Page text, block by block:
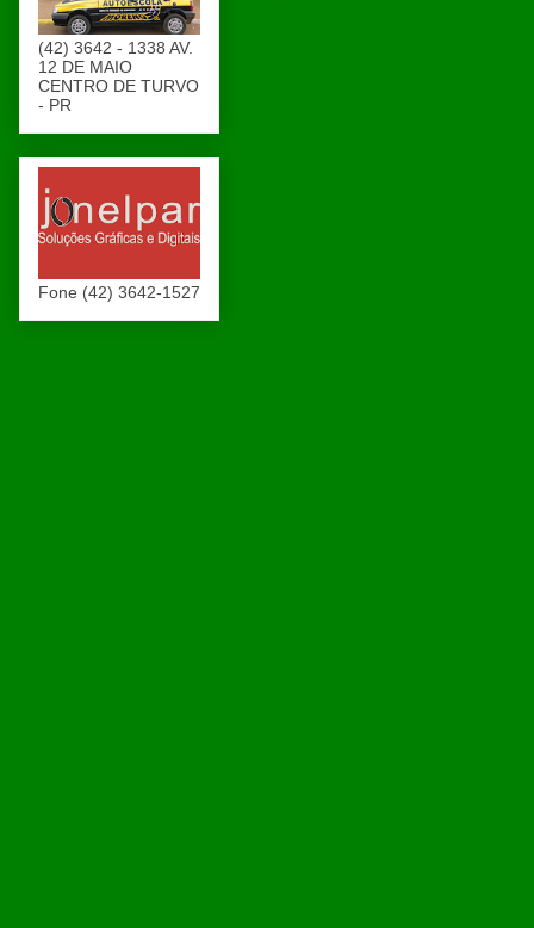
(42) 3642 - 1338 AV.
12 DE MAIO
CENTRO DE TURVO
- PR
Fone (42) 3642-1527